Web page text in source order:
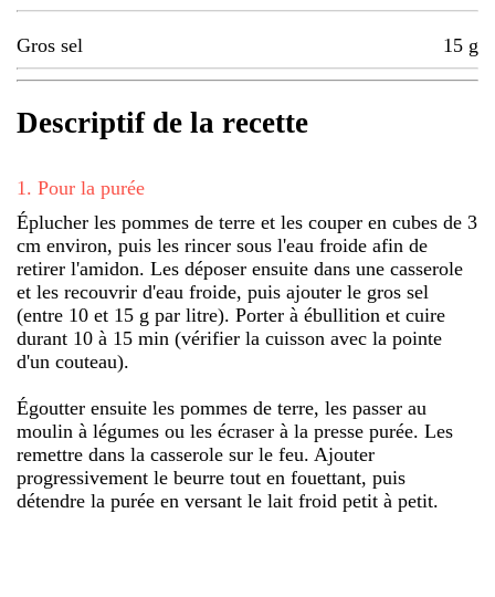
Gros sel 15 g
Descriptif de la recette
1 . Pour la purée
Éplucher les pommes de terre et les couper en cubes de 3
cm environ, puis les rincer sous l'eau froide afin de
retirer l'amidon. Les déposer ensuite dans une casserole
et les recouvrir d'eau froide, puis ajouter le gros sel
(entre 10 et 15 g par litre). Porter à ébullition et cuire
durant 10 à 15 min (vérifier la cuisson avec la pointe
d'un couteau).
Égoutter ensuite les pommes de terre, les passer au
moulin à légumes ou les écraser à la presse purée. Les
remettre dans la casserole sur le feu. Ajouter
progressivement le beurre tout en fouettant, puis
détendre la purée en versant le lait froid petit à petit.